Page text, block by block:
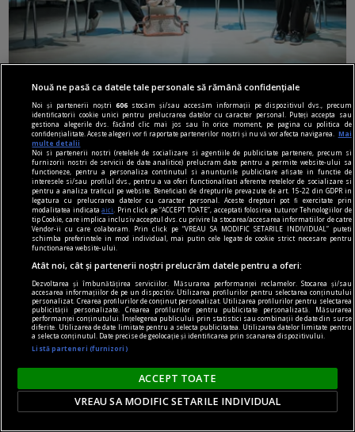
rosencrantz & co.
Teatru de cartier
Dorința de a surprinde tabloul social în
complexitatea lui, cu toate conexiunile dintre
fenomene, are însă și un revers.
Oana STOICA
Nouă ne pasă ca datele tale personale să rămână confidențiale
Noi și partenerii noștri606 stocăm și/sau accesăm informații pe dispozitivul dvs., precum
identificatorii cookie unici pentru prelucrarea datelor cu caracter personal. Puteți accepta sau
gestiona alegerile dvs. făcând clic mai jos sau în orice moment, pe pagina cu politica de
confidențialitate. Aceste alegeri vor fi raportate partenerilor noștri și nu vă vor afecta navigarea.
Mai
multe detalii
Noi si partenerii nostri (retelele de socializare si agentiile de publicitate partenere, precum si
furnizorii nostri de servicii de date analitice) prelucram date pentru a permite website-ului sa
functioneze, pentru a personaliza continutul si anunturile publicitare afisate in functie de
interesele si/sau profilul dvs., pentru a va oferi functionalitati aferente retelelor de socializare si
pentru a analiza traficul pe website. Beneficiati de drepturile prevazute de art. 15-22 din GDPR in
legatura cu prelucrarea datelor cu caracter personal. Aceste drepturi pot fi exercitate prin
modalitatea indicataaici
. Prin click pe “ACCEPT TOATE”, acceptati folosirea tuturor Tehnologiilor de
tip Cookie, care implica inclusiv acceptul dvs. cu privire la stocarea/accesarea informatiilor de catre
Vendor-ii cu care colaboram. Prin click pe “VREAU SA MODIFIC SETARILE INDIVIDUAL” puteti
schimba preferintele in mod individual, mai putin cele legate de cookie strict necesare pentru
functionarea website-ului.
Atât noi, cât și partenerii noștri prelucrăm datele pentru a oferi:
Dezvoltarea și îmbunătățirea serviciilor. Măsurarea performanței reclamelor. Stocarea și/sau
accesarea informațiilor de pe un dispozitiv. Utilizarea profilurilor pentru selectarea conținutului
personalizat. Crearea profilurilor de conținut personalizat. Utilizarea profilurilor pentru selectarea
publicității personalizate. Crearea profilurilor pentru publicitate personalizată. Măsurarea
performanței conținutului. Înțelegerea publicului prin statistici sau combinații de date din surse
diferite. Utilizarea de date limitate pentru a selecta publicitatea. Utilizarea datelor limitate pentru
a selecta conținutul. Date precise de geolocație și identificarea prin scanarea dispozitivului.
Listă parteneri (furnizori)
ACCEPT TOATE
VREAU SA MODIFIC SETARILE INDIVIDUAL